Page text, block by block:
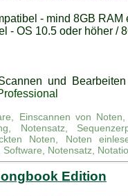
- mind 8GB RAM
- OS 10.5 oder höher /
und
Einscannen von
Notensatz,
Noten, Noten
Notensatz,
Edition